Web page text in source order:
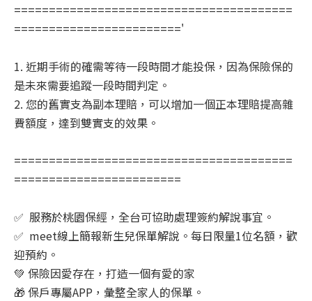
========================================
========================'
1. 近期手術的確需等待一段時間才能投保，因為保險保的
是未來需要追蹤一段時間判定。
2. 您的舊實支為副本理賠，可以增加一個正本理賠提高雜
費額度，達到雙實支的效果。
========================================
========================
✅ 服務於桃園保經，全台可協助處理簽約解說事宜。
✅ meet線上簡報新生兒保單解說。每日限量1位名額，歡
迎預約。
💚 保險因愛存在，打造一個有愛的家
🎁 保戶專屬APP，彙整全家人的保單。